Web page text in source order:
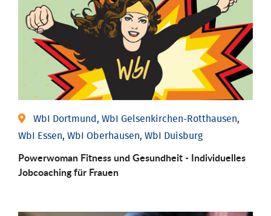
WbI Dortmund, WbI Gelsenkirchen-Rotthausen,
WbI Essen, WbI Oberhausen, WbI Duisburg
Powerwoman Fitness und Gesund­heit - Individu­elles
Job­coaching für Frauen